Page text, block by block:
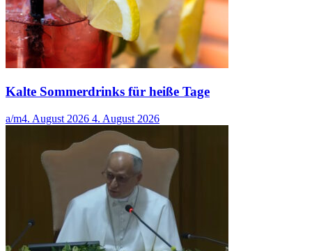
Kalte Sommerdrinks für heiße Tage
a/m4. August 2026 4. August 2026